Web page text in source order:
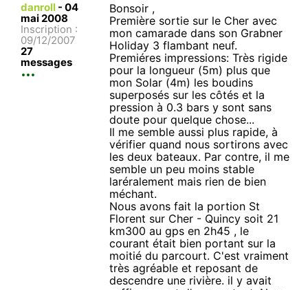
danroll - 04
mai 2008
Inscription :
09/12/2007
27
messages
Bonsoir ,
Première sortie sur le Cher avec
mon camarade dans son Grabner
Holiday 3 flambant neuf.
Premiéres impressions: Très rigide
pour la longueur (5m) plus que
mon Solar (4m) les boudins
superposés sur les côtés et la
pression à 0.3 bars y sont sans
doute pour quelque chose...
Il me semble aussi plus rapide, à
vérifier quand nous sortirons avec
les deux bateaux. Par contre, il me
semble un peu moins stable
laréralement mais rien de bien
méchant.
Nous avons fait la portion St
Florent sur Cher - Quincy soit 21
km300 au gps en 2h45 , le
courant était bien portant sur la
moitié du parcourt. C'est vraiment
très agréable et reposant de
descendre une rivière. il y avait